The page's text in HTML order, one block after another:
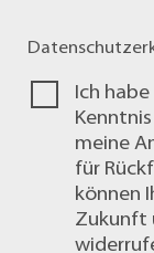
Ich
meine
für
können
Zukunft